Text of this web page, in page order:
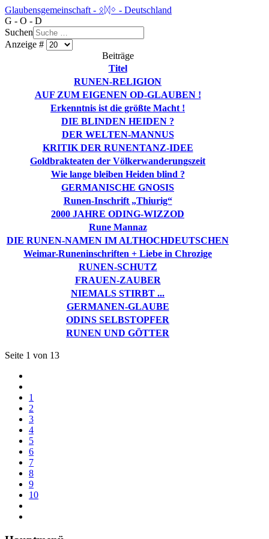
Glaubensgemeinschaft - ᛟᛞᛜ - Deutschland
G - O - D
Suchen
Anzeige #
Beiträge
Titel
RUNEN-RELIGION
AUF ZUM EIGENEN OD-GLAUBEN !
Erkenntnis ist die größte Macht !
DIE BLINDEN HEIDEN ?
DER WELTEN-MANNUS
KRITIK DER RUNENTANZ-IDEE
Goldbrakteaten der Völkerwanderungszeit
Wie lange bleiben Heiden blind ?
GERMANISCHE GNOSIS
Runen-Inschrift „Thiurig“
2000 JAHRE ODING-WIZZOD
Rune Mannaz
DIE RUNEN-NAMEN IM ALTHOCHDEUTSCHEN
Weimar-Runeninschriften + Liebe in Chrozige
RUNEN-SCHUTZ
FRAUEN-ZAUBER
NIEMALS STIRBT ...
GERMANEN-GLAUBE
ODINS SELBSTOPFER
RUNEN UND GÖTTER
Seite 1 von 13
1
2
3
4
5
6
7
8
9
10